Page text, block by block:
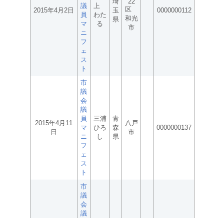
2015年4月2日
議
員
マ
ニ
フ
ェ
ス
ト
上
わた
る
玉
県
区
和光
市
0000000112
2015年4月11
日
市
議
会
議
員
マ
ニ
フ
ェ
ス
ト
三浦
ひろ
し
青
森
県
八戸
市
0000000137
市
議
会
議